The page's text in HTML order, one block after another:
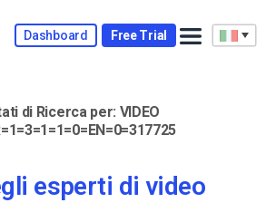
Dashboard Free Trial
di Ricerca per: VIDEO
esperti di video